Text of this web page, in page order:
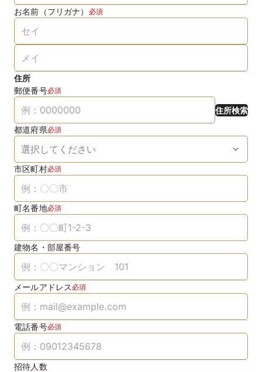
お名前（フリガナ） 必須
住所
郵便番号必須
住所検索
都道府県必須
市区町村必須
町名番地必須
建物名・部屋番号
メールアドレス 必須
電話番号必須
招待人数